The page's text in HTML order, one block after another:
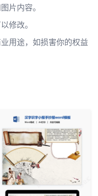
片内容。
修改。
用途，如损害你的权益